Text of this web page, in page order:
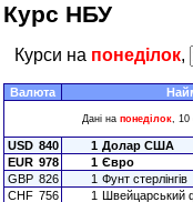
Курс НБУ
Курси на понеділок,
Валюта
Дані на понеділок, 10
USD 840 1 Долар США
EUR 978 1 Євро
GBP 826 1 Фунт стерлінгів
CHF 756 1 Швейцарський